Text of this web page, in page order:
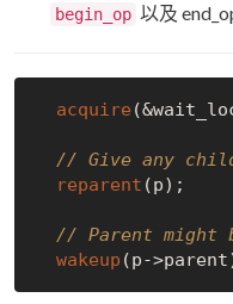
begin_op 以及
acquire
// Give any
reparent (p);
// Parent might
wakeup